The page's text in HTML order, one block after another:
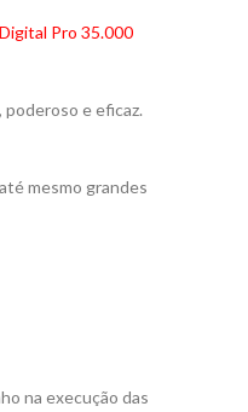
Pro 35.000
e eficaz.
mesmo grandes
na execução das